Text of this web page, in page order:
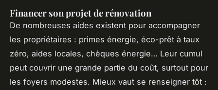
Financer son projet de rénovation
De nombreuses aides existent pour accompagner
les propriétaires : primes énergie, éco-prêt à taux
zéro, aides locales, chèques énergie… Leur cumul
peut couvrir une grande partie du coût, surtout pour
les foyers modestes. Mieux vaut se renseigner tôt :